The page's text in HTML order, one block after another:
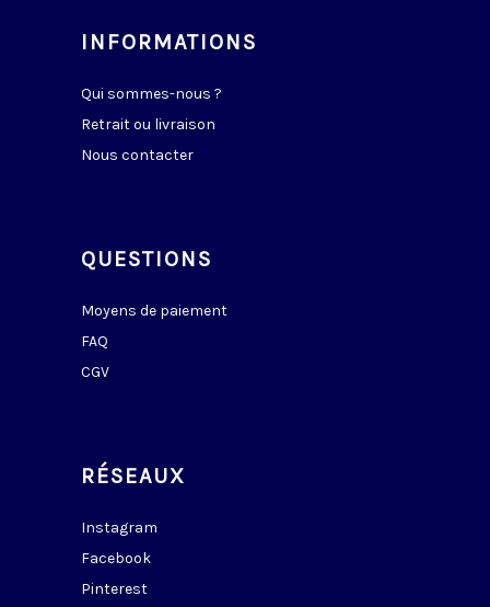
INFORMATIONS
Qui sommes-nous ?
Retrait ou livraison
Nous contacter
QUESTIONS
Moyens de paiement
FAQ
CGV
RÉSEAUX
Instagram
Facebook
Pinterest